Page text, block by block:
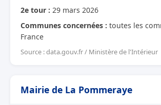
2e tour : 29 mars 2026
Communes concernées : toutes les
France
Source : data.gouv.fr / Ministère de l'Intérieur
Mairie de La Pommeraye